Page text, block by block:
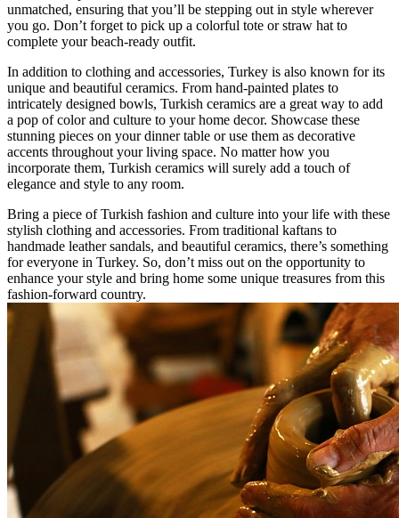
unmatched, ⁣ensuring that you’ll​ be stepping out in style wherever
you go. Don’t forget ‌to pick up a ⁢colorful tote or straw hat to
complete your beach-ready outfit.
In addition to clothing and accessories, Turkey is also known for its
unique ⁢and beautiful ceramics. From‌ hand-painted ​plates‌ to
intricately designed bowls, Turkish ceramics are ​a great way⁣ to add
a pop of⁤ color and​ culture to your home decor. Showcase these
stunning pieces on your dinner‌ table or use them as decorative
accents ​throughout your living⁣ space. No matter how you
incorporate​ them, Turkish ceramics will surely add⁣ a touch of
elegance and style to any room.
Bring‍ a piece of Turkish fashion and culture into your life‌ with these
stylish‍ clothing and accessories. From traditional kaftans to⁤
handmade leather sandals, and beautiful ceramics, there’s something
for everyone‍ in⁢ Turkey.⁤ So, don’t miss out on the opportunity to
enhance ⁤your‌ style⁣ and bring home some unique treasures from this
fashion-forward country.